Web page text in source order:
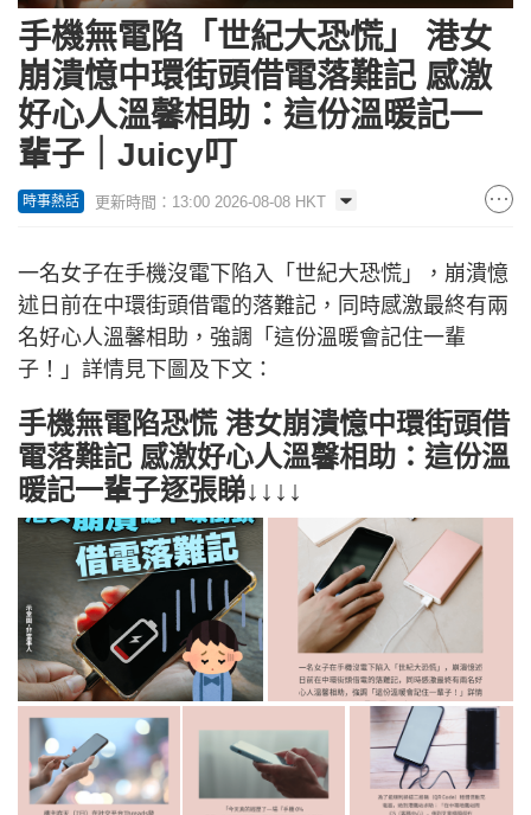
手機無電陷「世紀大恐慌」 港女
崩潰憶中環街頭借電落難記 感激
好心人溫馨相助：這份溫暖記一
輩子｜Juicy叮
時事熱話 更新時間：13:00 2026-08-08 HKT
一名女子在手機沒電下陷入「世紀大恐慌」，崩潰憶
述日前在中環街頭借電的落難記，同時感激最終有兩
名好心人溫馨相助，強調「這份溫暖會記住一輩
子！」詳情見下圖及下文：
手機無電陷恐慌 港女崩潰憶中環街頭借
電落難記 感激好心人溫馨相助：這份溫
暖記一輩子逐張睇↓↓↓↓